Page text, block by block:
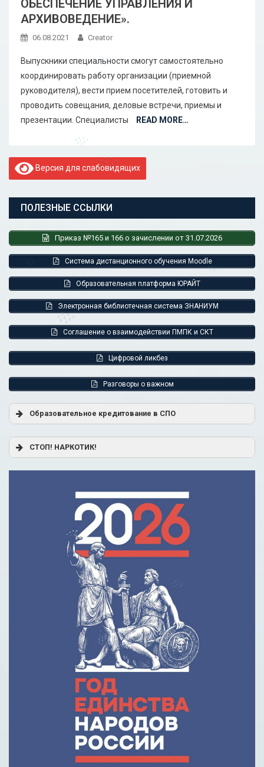
ОБЕСПЕЧЕНИЕ УПРАВЛЕНИЯ И
АРХИВОВЕДЕНИЕ».
06.08.2021 Creator
Выпускники специальности смогут самостоятельно
координировать работу организации (приемной
руководителя), вести прием посетителей, готовить и
проводить совещания, деловые встречи, приемы и
презентации. Специалисты
READ MORE…
Версия для слабовидящих
ПОЛЕЗНЫЕ ССЫЛКИ
Приказ №165 и 166 о зачислении от 31.07.2026
Система дистанционного обучения Moodle
Образовательная платформа ЮРАЙТ
Электронная библиотечная система ЗНАНИУМ
Соглашение о взаимодействии ПМПК и СКТ
Цифровой ликбез
Разговоры о важном
Образовательное кредитование в СПО
Постановление Правительства РФ от 17.11.2025 г. № 1824
«О государственной поддержке образовательного
кредитования»
р
Образовательное кредитование: пособие для студентов
Кредит на образование с господдержкой
Причины для изменения условий по образовательному
кредиту
СТОП! НАРКОТИК!
Сделай правильный выбор